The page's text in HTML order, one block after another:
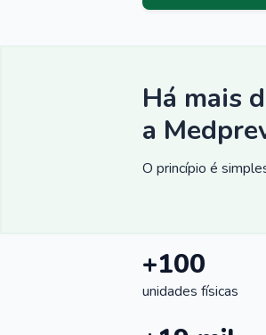
Há mais
a
O princípio é
+100
unidades físicas